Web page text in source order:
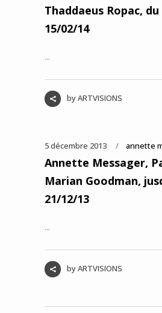
Thaddaeus Ropac, du
15/02/14
...
byARTVISIONS
5 décembre 2013 annette
Annette Messager,
Marian Goodman,
21/12/13
...
byARTVISIONS